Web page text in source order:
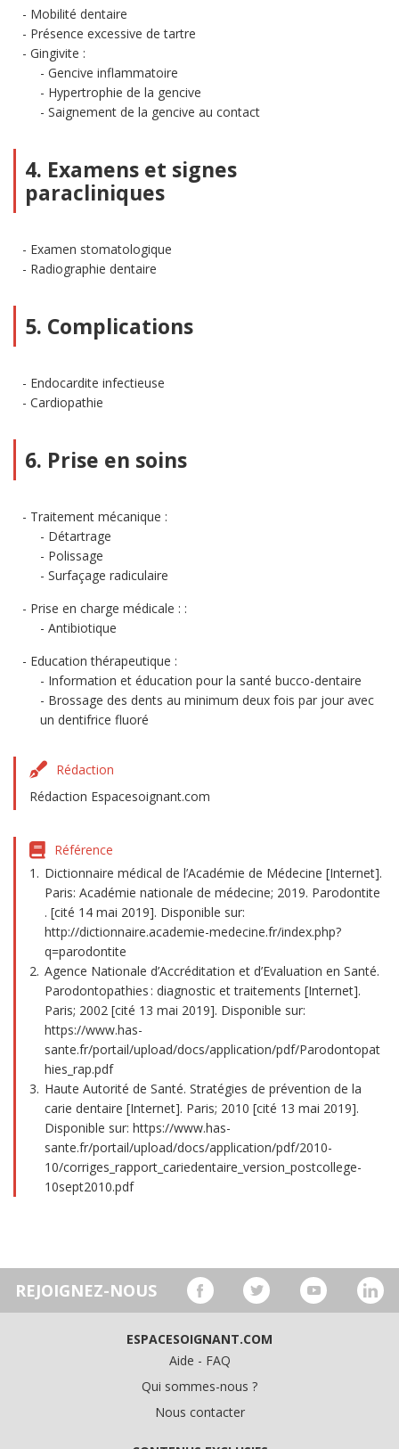
Mobilité dentaire
Présence excessive de tartre
Gingivite :
Gencive inflammatoire
Hypertrophie de la gencive
Saignement de la gencive au contact
4. Examens et signes
paracliniques
Examen stomatologique
Radiographie dentaire
5. Complications
Endocardite infectieuse
Cardiopathie
6. Prise en soins
Traitement mécanique :
Détartrage
Polissage
Surfaçage radiculaire
Prise en charge médicale : :
Antibiotique
Education thérapeutique :
Information et éducation pour la santé bucco-dentaire
Brossage des dents au minimum deux fois par jour avec
un dentifrice fluoré
Rédaction
Rédaction Espacesoignant.com
Référence
Dictionnaire médical de l’Académie de Médecine [Internet].
Paris: Académie nationale de médecine; 2019. Parodontite
. [cité 14 mai 2019]. Disponible sur:
http://dictionnaire.academie-medecine.fr/index.php?
q=parodontite
Agence Nationale d’Accréditation et d’Evaluation en Santé.
Parodontopathies : diagnostic et traitements [Internet].
Paris; 2002 [cité 13 mai 2019]. Disponible sur:
https://www.has-
sante.fr/portail/upload/docs/application/pdf/Parodontopat
hies_rap.pdf
Haute Autorité de Santé. Stratégies de prévention de la
carie dentaire [Internet]. Paris; 2010 [cité 13 mai 2019].
Disponible sur: https://www.has-
sante.fr/portail/upload/docs/application/pdf/2010-
10/corriges_rapport_cariedentaire_version_postcollege-
10sept2010.pdf
REJOIGNEZ-NOUS
ESPACESOIGNANT.COM
Aide - FAQ
Qui sommes-nous ?
Nous contacter